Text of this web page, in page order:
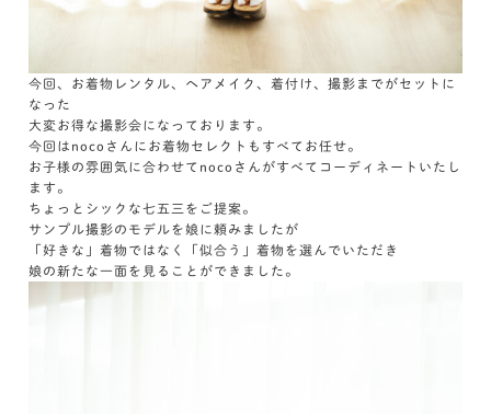
今回、お着物レンタル、ヘアメイク、着付け、撮影までがセットに
なった
大変お得な撮影会になっております。
今回はnocoさんにお着物セレクトもすべてお任せ。
お子様の雰囲気に合わせてnocoさんがすべてコーディネートいたし
ます。
ちょっとシックな七五三をご提案。
サンプル撮影のモデルを娘に頼みましたが
「好きな」着物ではなく「似合う」着物を選んでいただき
娘の新たな一面を見ることができました。